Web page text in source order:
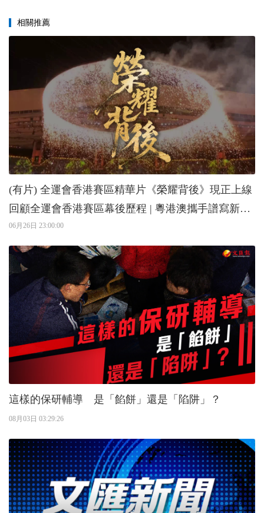
相關推薦
(有片) 全運會香港賽區精華片《榮耀背後》現正上線
回顧全運會香港賽區幕後歷程 | 粵港澳攜手譜寫新篇
章
06月26日 23:00:00
這樣的保研輔導 是「餡餅」還是「陷阱」？
08月03日 03:29:26